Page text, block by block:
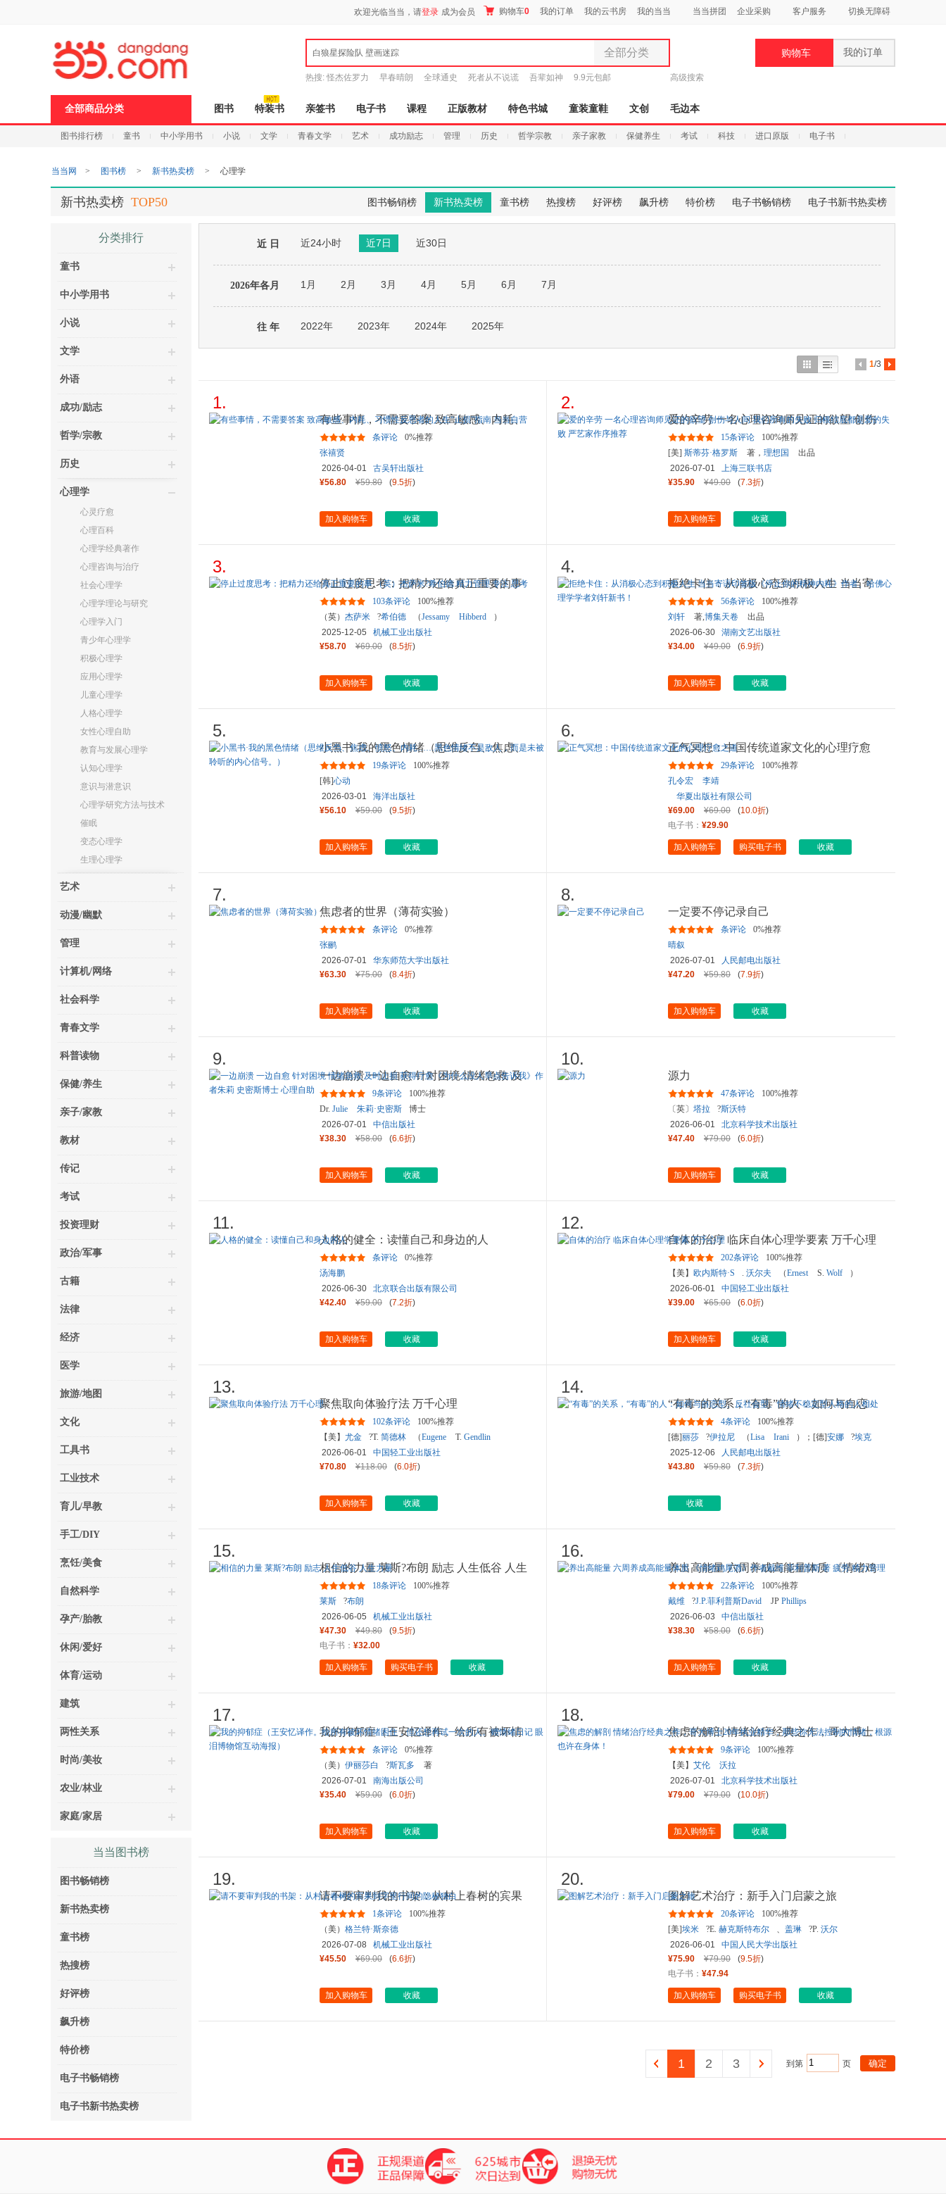
欢迎光临当当，请登录 成为会员 购物车0 我的订单 我的云书房 我的当当 当当拼团 企业采购 客户服务 切换无障碍
白狼星探险队 壁画迷踪 全部分类
全部分类
图书
电子书
音像
玩具
孕婴服饰
数码影音
热搜: 怪杰佐罗力 早春晴朗 全球通史 死者从不说谎 吾辈如神 9.9元包邮 高级搜索
购物车 我的订单
全部商品分类 图书 特装书 亲签书 电子书 课程 正版教材 特色书城 童装童鞋 文创 毛边本
图书排行榜 童书 中小学用书 小说 文学 青春文学 艺术 成功励志 管理 历史 哲学宗教 亲子家教 保健养生 考试 科技 进口原版 电子书
页
当当网 > 图书榜 > 新书热卖榜 > 心理学
图书畅销榜 新书热卖榜 童书榜 热搜榜 好评榜 飙升榜 特价榜 电子书畅销榜 电子书新书热卖榜
新书热卖榜 TOP50
分类排行
童书
中小学用书
小说
文学
外语
成功/励志
哲学/宗教
历史
心理学
心灵疗愈
心理百科
心理学经典著作
心理咨询与治疗
社会心理学
心理学理论与研究
心理学入门
青少年心理学
积极心理学
应用心理学
儿童心理学
人格心理学
女性心理自助
教育与发展心理学
认知心理学
意识与潜意识
心理学研究方法与技术
催眠
变态心理学
生理心理学
艺术
动漫/幽默
管理
计算机/网络
社会科学
青春文学
科普读物
保健/养生
亲子/家教
教材
传记
考试
投资理财
政治/军事
古籍
法律
经济
医学
旅游/地图
文化
工具书
工业技术
育儿/早教
手工/DIY
烹饪/美食
自然科学
孕产/胎教
休闲/爱好
体育/运动
建筑
两性关系
时尚/美妆
农业/林业
家庭/家居
当当图书榜
图书畅销榜
新书热卖榜
童书榜
热搜榜
好评榜
飙升榜
特价榜
电子书畅销榜
电子书新书热卖榜
近 日 近24小时 近7日 近30日
2026年各月 1月 2月 3月 4月 5月 6月 7月
往 年 2022年 2023年 2024年 2025年
1/3
1.
有些事情，不需要答案 致高敏感、内耗、
习惯性反思者的人生“止损
条评论
0%推荐
张禧贤
2026-04-01
古吴轩出版社
¥56.80
¥59.80 (9.5折)
加入购物车 收藏
2.
爱的辛劳 一名心理咨询师见证的欲望 创伤
与人间 我们所有的失败...
15条评论
100%推荐
[美] 斯蒂芬·格罗斯 著， 理想国
出品
2026-07-01
上海三联书店
¥35.90
¥49.00 (7.3折)
加入购物车 收藏
3.
停止过度思考：把精力还给真正重要的事
（英）杰萨米?希伯德...
103条评论
100%推荐
（英） 杰萨米 ?希伯德 （Jessamy Hibberd
）
2025-12-05
机械工业出版社
¥58.70
¥69.00 (8.5折)
加入购物车 收藏
4.
拒绝卡住：从消极心态到积极人生 当当寄
语印签版《停止你的精神...
56条评论
100%推荐
刘轩
著,博集天卷
出品
2026-06-30
湖南文艺出版社
¥34.00
¥49.00 (6.9折)
加入购物车 收藏
5.
小黑书·我的黑色情绪（思维反刍、焦虑、
愤怒、内耗……黑色情绪...
19条评论
100%推荐
[韩]心动
2026-03-01
海洋出版社
¥56.10
¥59.00 (9.5折)
加入购物车 收藏
6.
正气冥想：中国传统道家文化的心理疗愈
之道
29条评论
100%推荐
孔令宏
李靖
华夏出版社有限公司
¥69.00
¥69.00 (10.0折)
电子书： ¥29.90
加入购物车 购买电子书 收藏
7.
焦虑者的世界（薄荷实验）
条评论
0%推荐
张鹂
2026-07-01
华东师范大学出版社
¥63.30
¥75.00 (8.4折)
加入购物车 收藏
8.
一定要不停记录自己
条评论
0%推荐
晴叙
2026-07-01
人民邮电出版社
¥47.20
¥59.80 (7.9折)
加入购物车 收藏
9.
一边崩溃 一边自愈 针对困境 情绪急救 及
时止损 获得疗愈《为什么
9条评论
100%推荐
Dr. Julie 朱莉·史密斯
博士
2026-07-01
中信出版社
¥38.30
¥58.00 (6.6折)
加入购物车 收藏
10.
源力
47条评论
100%推荐
〔英〕 塔拉 ?斯沃特
2026-06-01
北京科学技术出版社
¥47.40
¥79.00 (6.0折)
加入购物车 收藏
11.
人格的健全：读懂自己和身边的人
条评论
0%推荐
汤海鹏
2026-06-30
北京联合出版有限公司
¥42.40
¥59.00 (7.2折)
加入购物车 收藏
12.
自体的治疗 临床自体心理学要素 万千心理
202条评论
100%推荐
【美】 欧内斯特·S . 沃尔夫 （Ernest S. Wolf
）
2026-06-01
中国轻工业出版社
¥39.00
¥65.00 (6.0折)
加入购物车 收藏
13.
聚焦取向体验疗法 万千心理
102条评论
100%推荐
【美】 尤金 ?T. 简德林 （Eugene T. Gendlin
2026-06-01
中国轻工业出版社
¥70.80
¥118.00 (6.0折)
加入购物车 收藏
14.
“有毒”的关系，“有毒”的人：如何与自恋
型、反社会型、情绪不...
4条评论
100%推荐
[德]丽莎 ?伊拉尼 （Lisa Irani ）；[德]安娜 ?埃克
特
（Anna Eckert ）
2025-12-06
人民邮电出版社
¥43.80
¥59.80 (7.3折)
收藏
15.
相信的力量 莱斯?布朗 励志 人生低谷 人生
力量
18条评论
100%推荐
莱斯
?布朗
2026-06-05
机械工业出版社
¥47.30
¥49.80 (9.5折)
电子书： ¥32.00
加入购物车 购买电子书 收藏
16.
养出高能量 六周养成高能量体质 《情绪鸡
尾酒》作者戴维 菲利普斯...
22条评论
100%推荐
戴维
?J.P.菲利普斯David JP Phillips
2026-06-03
中信出版社
¥38.30
¥58.00 (6.6折)
加入购物车 收藏
17.
我的抑郁症（王安忆译作。给所有被坏情
绪困住，但还想再试一次的
条评论
0%推荐
（美） 伊丽莎白 ?斯瓦多
著
2026-07-01
南海出版公司
¥35.40
¥59.00 (6.0折)
加入购物车 收藏
18.
焦虑的解剖 情绪治疗经典之作，哥大博士
20年执业精华，那些你无...
9条评论
100%推荐
【美】 艾伦
沃拉
2026-07-01
北京科学技术出版社
¥79.00
¥79.00 (10.0折)
加入购物车 收藏
19.
请不要审判我的书架：从村上春树的宾果
到字里行间的隐秘独白
1条评论
100%推荐
（美） 格兰特·斯奈德
2026-07-08
机械工业出版社
¥45.50
¥69.00 (6.6折)
加入购物车 收藏
20.
图解艺术治疗：新手入门启蒙之旅
20条评论
100%推荐
[美]埃米 ?E. 赫克斯特布尔 、 盖琳 ?P. 沃尔
2026-06-01
中国人民大学出版社
¥75.90
¥79.90 (9.5折)
电子书： ¥47.94
加入购物车 购买电子书 收藏
1 2 3 到第 页